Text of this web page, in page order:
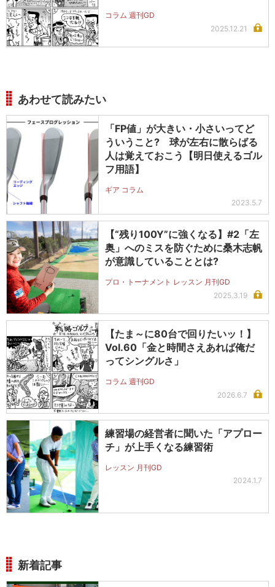
コラム 週刊GD
2025.12.21
あわせて読みたい
「FP値」が大きい・小さいってど
ういうこと? 球が左右に散らばる
人は覚えておこう【明日使えるゴル
フ用語】
ギア コラム
2023.5.7
【“残り100Y”に強くなる】#2「左
奥」へのミスを防ぐために桑木志帆
が意識していることとは?
プロ・トーナメント レッスン 月刊GD
2025.3.19
【たま～に80台で回りたいッ！】
Vol.60「金と時間さえあれば俺だ
ってシングルさ」
コラム 週刊GD
2026.6.7
練習場の経営者に聞いた「アプロー
チ」が上手くなる練習術
レッスン 月刊GD
2024.1.7
新着記事